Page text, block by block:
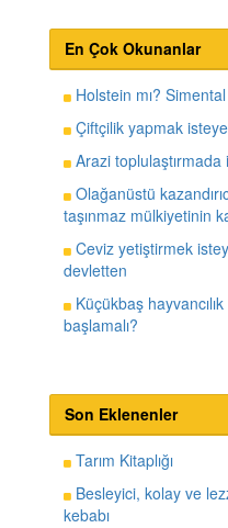
En Çok Okunanlar
Holstein mı?
Çiftçilik yapmak
Arazi toplulaştırmada
Olağanüstü
taşınmaz mülkiyetinin
Ceviz yetiştirmek
devletten
Küçükbaş
başlamalı?
Son Eklenenler
Tarım Kitaplığı
Besleyici, kolay ve
kebabı